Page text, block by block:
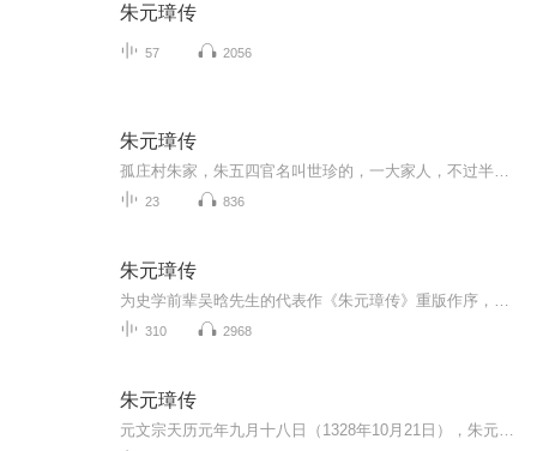
朱元璋传
57 2056
朱元璋传
23 836
朱元璋传
310 2968
朱元璋传